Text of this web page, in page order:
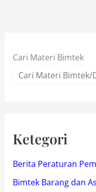
Cari Materi Bimtek
Ketegori
Berita Peraturan
Bimtek Barang dan